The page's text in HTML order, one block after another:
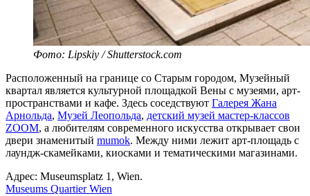
Фото: Lipskiy / Shutterstock.com
Расположенный на границе со Старым городом, Музейный
квартал является культурной площадкой Вены с музеями, арт-
пространствами и кафе. Здесь соседствуют Галерея Жана
Арнольда, Музей Леопольда, детский музей мастер-классов
ZOOM, а любителям современного искусства открывает свои
двери знаменитый mumok. Между ними лежит арт-площадь с
лаундж-скамейками, киосками и тематическими магазинами.
Адрес: Museumsplatz 1, Wien.
Museums Quartier Wien